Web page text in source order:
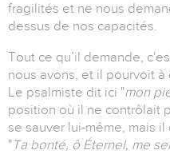
fragilités et ne nous
dessus de nos capacités.
Tout ce qu’il demande,
nous avons, et il pourvoit
Le psalmiste dit ici "mon
position où il ne contrôlait
se sauver lui-même, mais
"Ta bonté, ô Éternel, me